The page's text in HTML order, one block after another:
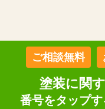
ご相談無料
塗装に関
番号をタップ